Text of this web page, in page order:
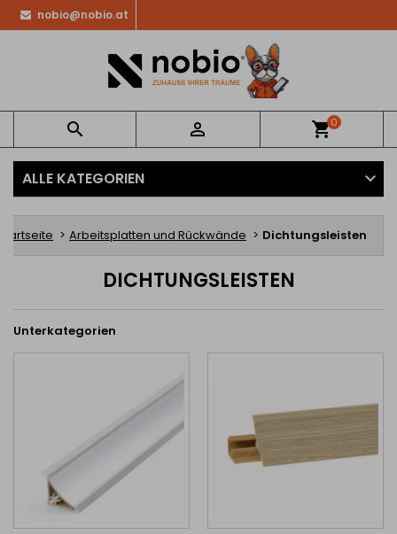
nobio@nobio.at
  shopping_cart0
ALLE KATEGORIEN
Arbeitsplatten und Rückwände Dichtungsleisten
DICHTUNGSLEISTEN
Unterkategorien